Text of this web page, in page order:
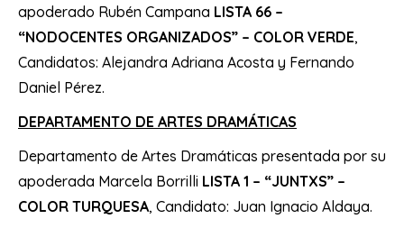
apoderado Rubén Campana LISTA 66 –
“NODOCENTES ORGANIZADOS” – COLOR VERDE,
Candidatos: Alejandra Adriana Acosta y Fernando
Daniel Pérez.
DEPARTAMENTO DE ARTES DRAMÁTICAS
Departamento de Artes Dramáticas presentada por su
apoderada Marcela Borrilli LISTA 1 – “JUNTXS” –
COLOR TURQUESA, Candidato: Juan Ignacio Aldaya.